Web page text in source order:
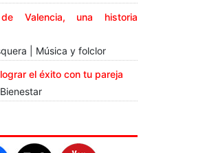
Valencia, una historia
| Música y folclor
el éxito con tu pareja